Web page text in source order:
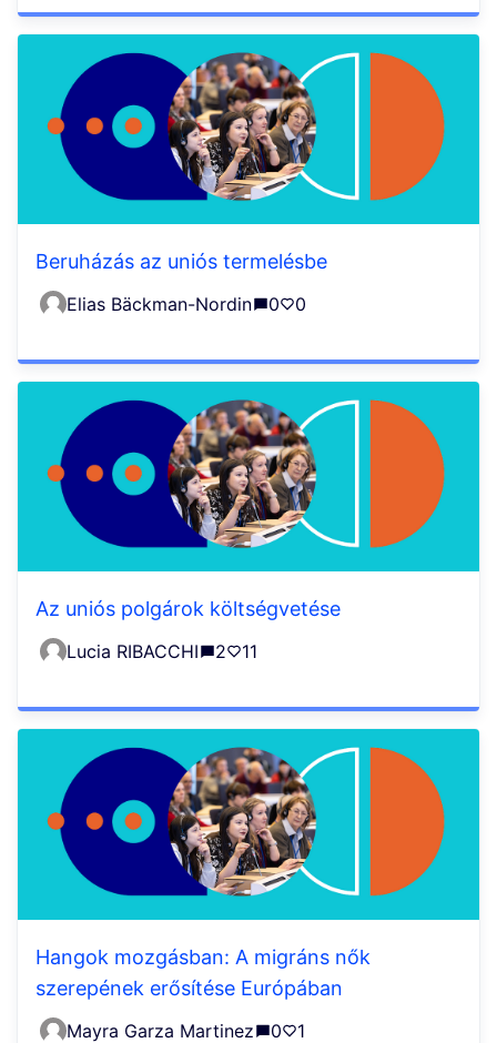
Beruházás az uniós termelésbe
Elias Bäckman-Nordin 0 0
Az uniós polgárok költségvetése
Lucia RIBACCHI 2 11
Hangok mozgásban: A migráns nők
szerepének erősítése Európában
Mayra Garza Martinez 0 1